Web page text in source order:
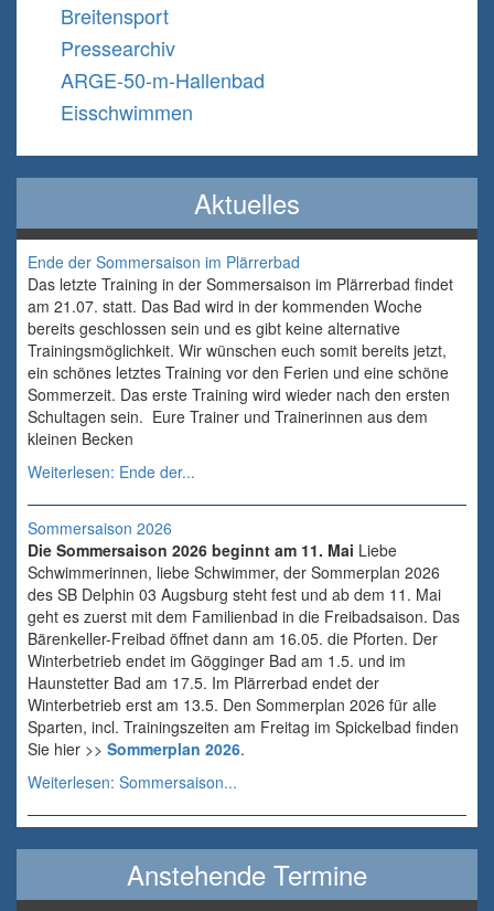
Breitensport
Pressearchiv
ARGE-50-m-Hallenbad
Eisschwimmen
Aktuelles
Ende der Sommersaison im Plärrerbad
Das letzte Training in der Sommersaison im Plärrerbad findet
am 21.07. statt. Das Bad wird in der kommenden Woche
bereits geschlossen sein und es gibt keine alternative
Trainingsmöglichkeit. Wir wünschen euch somit bereits jetzt,
ein schönes letztes Training vor den Ferien und eine schöne
Sommerzeit. Das erste Training wird wieder nach den ersten
Schultagen sein. Eure Trainer und Trainerinnen aus dem
kleinen Becken
Weiterlesen: Ende der...
Sommersaison 2026
Die Sommersaison 2026 beginnt am 11. Mai Liebe
Schwimmerinnen, liebe Schwimmer, der Sommerplan 2026
des SB Delphin 03 Augsburg steht fest und ab dem 11. Mai
geht es zuerst mit dem Familienbad in die Freibadsaison. Das
Bärenkeller-Freibad öffnet dann am 16.05. die Pforten. Der
Winterbetrieb endet im Gögginger Bad am 1.5. und im
Haunstetter Bad am 17.5. Im Plärrerbad endet der
Winterbetrieb erst am 13.5. Den Sommerplan 2026 für alle
Sparten, incl. Trainingszeiten am Freitag im Spickelbad finden
Sie hier >> Sommerplan 2026.
Weiterlesen: Sommersaison...
Anstehende Termine